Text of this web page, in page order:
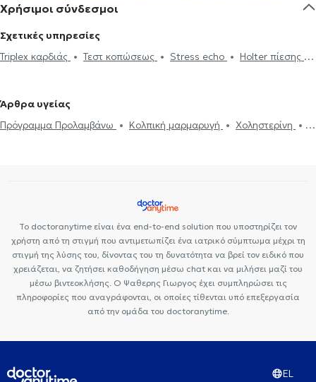
Χρήσιμοι σύνδεσμοι
Σχετικές υπηρεσίες
Triplex καρδιάς
Τεστ κοπώσεως Stress echo
Holter πίεσης
έλεγχος
'Eμφραγμα συμπτώματα
στήθος
Πνευμονική υπέρταση
Μυοκαρδιοπάθεια
Άρθρα υγείας
Πρόγραμμα Προλαμβάνω
Κολπική μαρμαρυγή
Χοληστερίνη
Το doctoranytime είναι ένα end-to-end solution που υποστηρίζει τον
χρήστη από τη στιγμή που αντιμετωπίζει ένα ιατρικό σύμπτωμα μέχρι τη
στιγμή της λύσης του, δίνοντας του τη δυνατότητα να βρεί τον ειδικό που
χρειάζεται, να ζητήσει καθοδήγηση μέσω chat και να μιλήσει μαζί του
μέσω βιντεοκλήσης. Ο Ψαθερης Γιωργος έχει συμπληρώσει τις
πληροφορίες που αναγράφονται, οι οποίες τίθενται υπό επεξεργασία
από την ομάδα του doctoranytime.
EL